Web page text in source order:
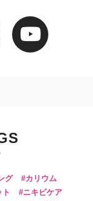
グ
カリウム
ト
ニキビケア